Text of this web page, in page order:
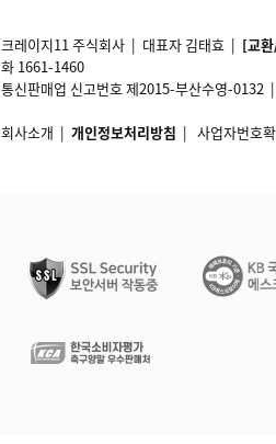
크레이지11 주식회사 | 대표자 김태효 | [교
화 1661-1460
통신판매업 신고번호 제2015-부산수영-
회사소개 | 개인정보처리방침 | 사업자번호